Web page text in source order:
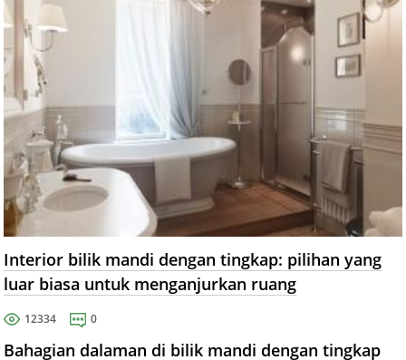
Interior bilik mandi dengan tingkap: pilihan yang
luar biasa untuk menganjurkan ruang
12334 0
Bahagian dalaman di bilik mandi dengan tingkap